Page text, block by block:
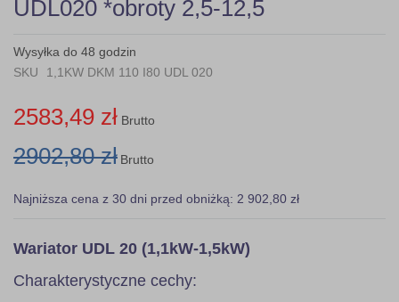
beginning
the
images
UDL020 *obroty 2,5-12,5
Wysyłka do 48 godzin
SKU
1,1KW DKM 110 I80 UDL 020
2583,49 zł Brutto
2902,80 zł Brutto
Najniższa cena z 30 dni przed obniżką: 2 902,80 zł
Wariator UDL 20 (1,1kW-1,5kW)
Charakterystyczne cechy: